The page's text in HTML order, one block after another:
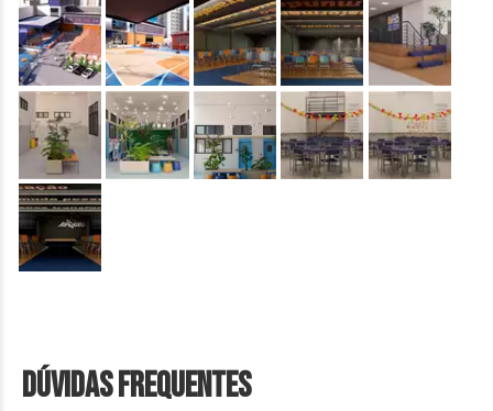
&nbsp; &nbsp; &nbsp; &nbsp; &nbsp;
&nbsp; &nbsp; &nbsp; &nbsp; &nbsp;
&nbsp;
Dúvidas Frequentes